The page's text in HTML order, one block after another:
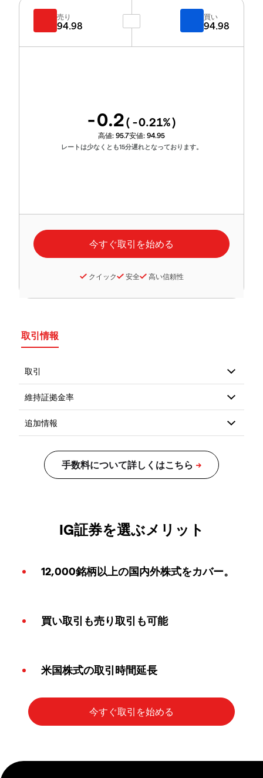
売り
94.98
買い
94.98
-0.2( -0.21%)
高値: 95.7安値: 94.95
レートは少なくとも15分遅れとなっております。
クイック 安全 高い信頼性
取引情報
IG証券を選ぶメリット
12,000銘柄以上の国内外株式をカバー。
買い取引も売り取引も可能
米国株式の取引時間延長